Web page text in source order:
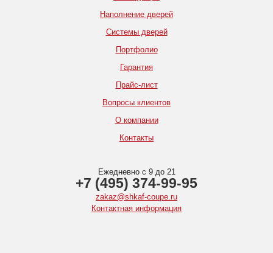
Наполнение дверей
Системы дверей
Портфолио
Гарантия
Прайс-лист
Вопросы клиентов
О компании
Контакты
Ежедневно с 9 до 21
+7 (495) 374-99-95
zakaz@shkaf-coupe.ru
Контактная информация